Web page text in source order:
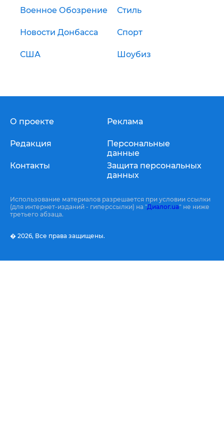
Военное Обозрение Стиль
Новости Донбасса Спорт
США Шоубиз
О проекте
Редакция
Контакты
Реклама
Персональные
данные
Защита персональных
данных
Использование материалов разрешается при условии ссылки
(для интернет-изданий - гиперссылки) на "Диалог.ua" не ниже
третьего абзаца.
� 2026, Все права защищены.